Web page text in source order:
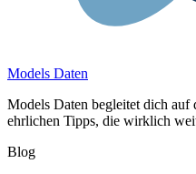
Models Daten
Models Daten begleitet dich
ehrlichen Tipps, die wirklich
Blog